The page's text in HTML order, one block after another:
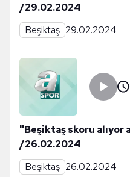
/29.02.2024
Beşiktaş 29.02.2024
"Beşiktaş skoru alıyor
/26.02.2024
Beşiktaş 26.02.2024